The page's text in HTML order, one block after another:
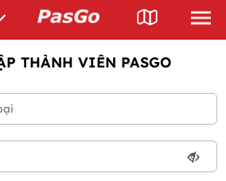
THÀNH VIÊN PASGO